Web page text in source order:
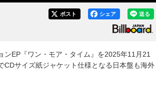
送る
シェア
ポスト
EP『ワン・モア・タイム』を2025年11月21
CDサイズ紙ジャケット仕様となる日本盤も海外